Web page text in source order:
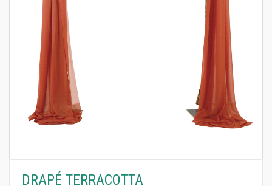
DRAPÉ TERRACOTTA